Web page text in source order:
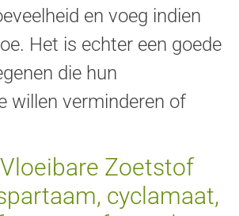
en voeg indien
Het is echter een goede
die hun
willen verminderen of
Zoetstof
cyclamaat,